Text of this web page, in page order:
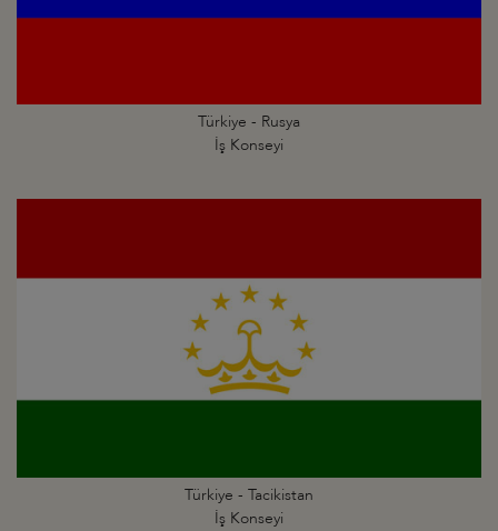
Türkiye - Rusya
İş Konseyi
Türkiye - Tacikistan
İş Konseyi